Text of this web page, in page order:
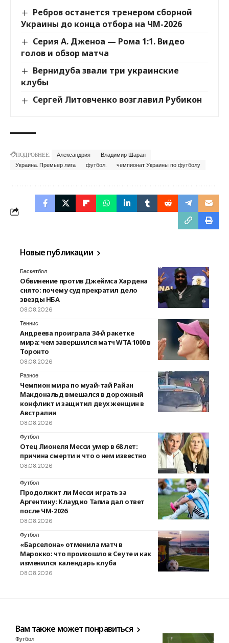
Ребров останется тренером сборной
Украины до конца отбора на ЧМ-2026
Серия А. Дженоа — Рома 1:1. Видео
голов и обзор матча
Вернидуба звали три украинские
клубы
Сергей Литовченко возглавил Рубикон
ПОДРОБНЕЕ: Александрия
Владимир Шаран
Украина. Премьер лига
футбол. чемпионат Украины по футболу
Новые публикации
Баскетбол
Обвинение против Джеймса Хардена
снято: почему суд прекратил дело
звезды НБА
08.08.2026
Теннис
Андреева проиграла 34-й ракетке
мира: чем завершился матч WTA 1000 в
Торонто
08.08.2026
Разное
Чемпион мира по муай-тай Райан
Макдональд вмешался в дорожный
конфликт и защитил двух женщин в
Австралии
08.08.2026
Футбол
Отец Лионеля Месси умер в 68 лет:
причина смерти и что о нем известно
08.08.2026
Футбол
Продолжит ли Месси играть за
Аргентину: Клаудио Тапиа дал ответ
после ЧМ-2026
08.08.2026
Футбол
«Барселона» отменила матч в
Марокко: что произошло в Сеуте и как
изменился календарь клуба
08.08.2026
Вам также может понравиться
Футбол